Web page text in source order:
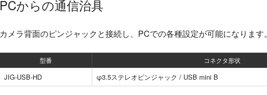
PCからの通信治具
カメラ背面のピンジャックと接続し、PCでの各種設定が可能になります
型番 コネクタ形状
JIG-USB-HD φ3.5ステレオピンジャック / USB mini B